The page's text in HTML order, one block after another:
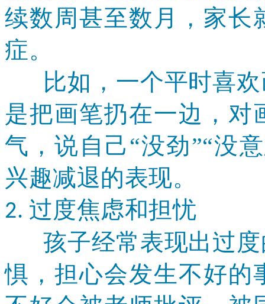
续数周甚至数月，家长
症。
比如，一个平时喜欢
是把画笔扔在一边，对
气，说自己 “没劲”“没
兴趣减退的表现。
2. 过度焦虑和担忧
孩子经常表现出过度
惧，担心会发生不好的